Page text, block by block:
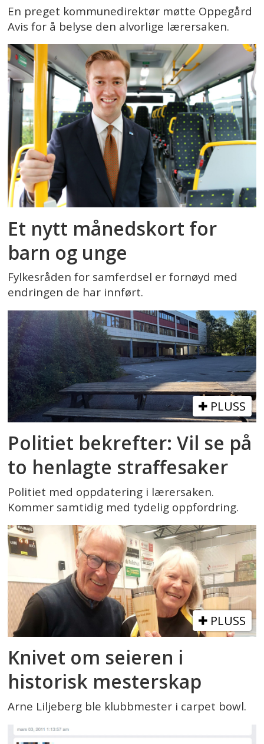
En preget kommunedirektør møtte Oppegård
Avis for å belyse den alvorlige lærersaken.
Et nytt månedskort for
barn og unge
Fylkesråden for samferdsel er fornøyd med
endringen de har innført.
PLUSS
Politiet bekrefter: Vil se på
to henlagte straffesaker
Politiet med oppdatering i lærersaken.
Kommer samtidig med tydelig oppfordring.
PLUSS
Knivet om seieren i
historisk mesterskap
Arne Liljeberg ble klubbmester i carpet bowl.